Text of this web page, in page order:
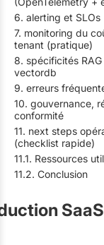
6. alerting et SLOs
7. monitoring du
tenant (pratique)
8. spécificités RAG
vectordb
9. erreurs
10. gouvernance,
conformité
11. next steps
(checklist rapide)
11.1. Ressources
11.2. Conclusion